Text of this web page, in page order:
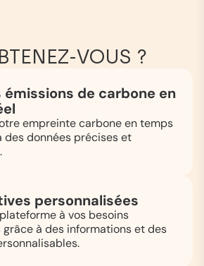
VOUS ?
émissions de carbone en
empreinte carbone en temps
des données précises et
personnalisées
à vos besoins
à des informations et des